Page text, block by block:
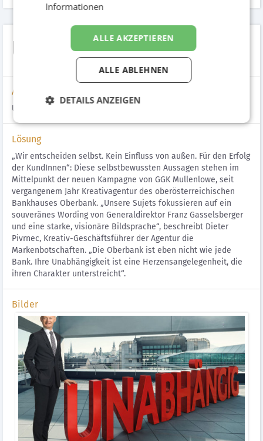
Unabhängig
Aufgabenstellung
Unabhängigkeit als Garant für erfolgreichen Wachstumskurs.
Lösung
„Wir entscheiden selbst. Kein Einfluss von außen. Für den Erfolg
der KundInnen“: Diese selbstbewussten Aussagen stehen im
Mittelpunkt der neuen Kampagne von GGK Mullenlowe, seit
vergangenem Jahr Kreativagentur des oberösterreichischen
Bankhauses Oberbank. „Unsere Sujets fokussieren auf ein
souveränes Wording von Generaldirektor Franz Gasselsberger
und eine starke, visionäre Bildsprache“, beschreibt Dieter
Pivrnec, Kreativ-Geschäftsführer der Agentur die
Markenbotschaften. „Die Oberbank ist eben nicht wie jede
Bank. Ihre Unabhängigkeit ist eine Herzensangelegenheit, die
ihren Charakter unterstreicht“.
Bilder
Informationen
ALLE AKZEPTIEREN
ALLE ABLEHNEN
DETAILS ANZEIGEN